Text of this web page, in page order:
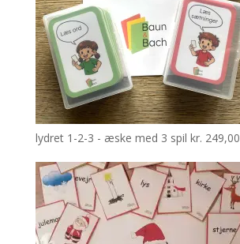
lydret 1-2-3 - æske med 3 spil kr. 249,00